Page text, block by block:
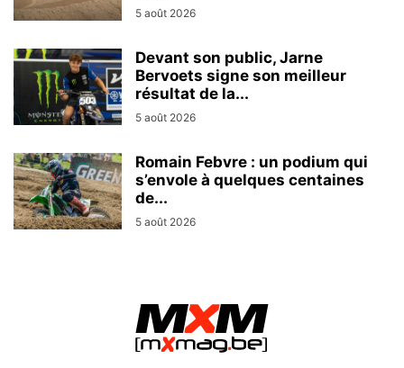
5 août 2026
Devant son public, Jarne
Bervoets signe son meilleur
résultat de la...
5 août 2026
Romain Febvre : un podium qui
s’envole à quelques centaines
de...
5 août 2026